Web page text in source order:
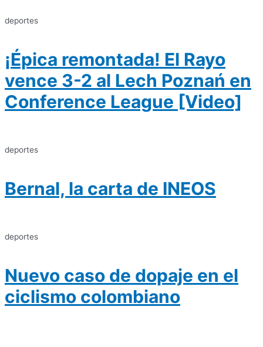
deportes
¡Épica remontada! El Rayo
vence 3-2 al Lech Poznań en
Conference League [Video]
deportes
Bernal, la carta de INEOS
deportes
Nuevo caso de dopaje en el
ciclismo colombiano